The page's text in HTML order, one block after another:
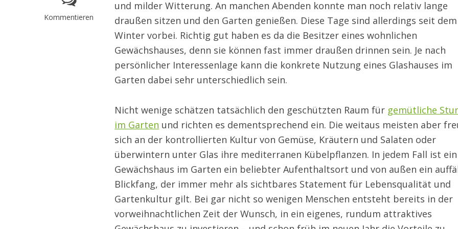
Kommentieren
und milder Witterung. An manchen Abenden konnte man noch relativ lange
draußen sitzen und den Garten genießen. Diese Tage sind allerdings seit dem
Winter vorbei. Richtig gut haben es da die Besitzer eines wohnlichen
Gewächshauses, denn sie können fast immer draußen drinnen sein. Je nach
persönlicher Interessenlage kann die konkrete Nutzung eines Glashauses im
Garten dabei sehr unterschiedlich sein.
Nicht wenige schätzen tatsächlich den geschützten Raum für gemütliche
im Garten und richten es dementsprechend ein. Die weitaus meisten aber
sich an der kontrollierten Kultur von Gemüse, Kräutern und Salaten oder
überwintern unter Glas ihre mediterranen Kübelpflanzen. In jedem Fall ist ein
Gewächshaus im Garten ein beliebter Aufenthaltsort und von außen ein
Blickfang, der immer mehr als sichtbares Statement für Lebensqualität und
Gartenkultur gilt. Bei gar nicht so wenigen Menschen entsteht bereits in der
vorweihnachtlichen Zeit der Wunsch, in ein eigenes, rundum attraktives